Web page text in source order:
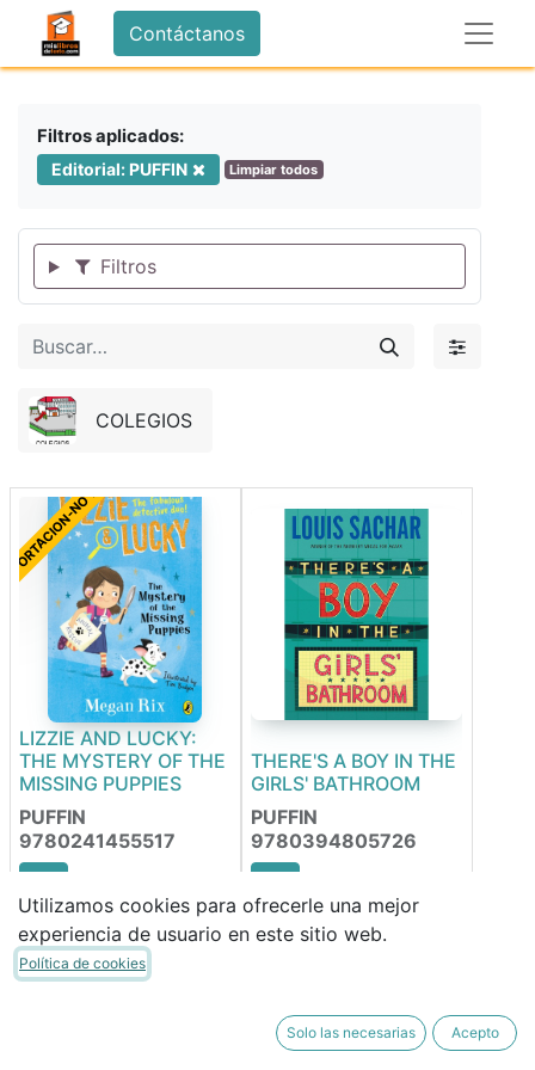
Contáctanos
Filtros aplicados:
Editorial: PUFFIN Limpiar todos
Filtros
COLEGIOS
NO DEVOLUCION
LIZZIE AND LUCKY:
THE MYSTERY OF THE
MISSING PUPPIES
PUFFIN
9780241455517
13,94€
11,85€
THERE'S A BOY IN THE
GIRLS' BATHROOM
PUFFIN
9780394805726
12,14€
10,32
Utilizamos cookies para ofrecerle una mejor
experiencia de usuario en este sitio web.
Política de cookies
Solo las necesarias Acepto